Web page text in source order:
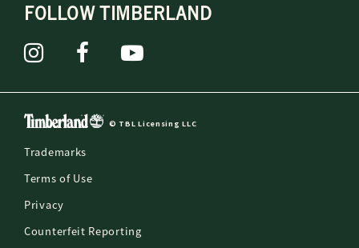
FOLLOW TIMBERLAND
© TBL Licensing LLC
Trademarks
Terms of Use
Privacy
Counterfeit Reporting